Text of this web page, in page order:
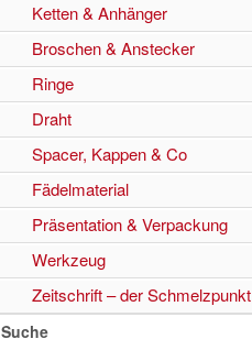
Ketten & Anhänger
Broschen & Anstecker
Ringe
Draht
Spacer, Kappen & Co
Fädelmaterial
Präsentation & Verpackung
Werkzeug
Zeitschrift – der Schmelzpunkt
Suche